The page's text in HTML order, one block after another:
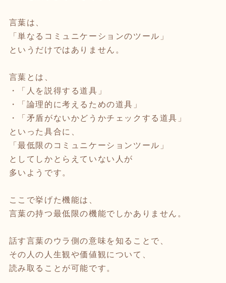
言葉は、
「単なるコミュニケーションのツール」
というだけではありません。
言葉とは、
・「人を説得する道具」
・「論理的に考えるための道具」
・「矛盾がないかどうかチェックする道具」
といった具合に、
「最低限のコミュニケーションツール」
としてしかとらえていない人が
多いようです。
ここで挙げた機能は、
言葉の持つ最低限の機能でしかありません。
話す言葉のウラ側の意味を知ることで、
その人の人生観や価値観について、
読み取ることが可能です。